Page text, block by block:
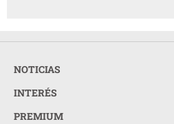
NOTICIAS
INTERÉS
PREMIUM